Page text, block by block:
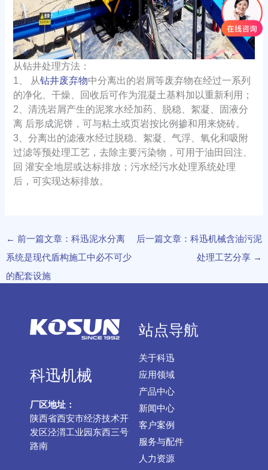
从钻井处理方法：
1、 从钻井废弃物中分离出的岩屑等废弃物在经过一系列
的净化、干燥、回收后可作为混凝土基料加以重新利用；
2、清洗岩屑产生的泥浆水经加药、脱稳、絮凝、固液分
离 后形成泥饼，可与粘土或页岩按比例掺和用来烧砖。
3、分离出的滤液水经过脱稳、絮凝、气浮、氧化和吸附
过滤等预处理工艺，去除主要污染物，可用于油田回注、
回 灌安全地层或达标排放；污水经污水处理系统处理
后，可实现达标排放。
← 前一篇文章：科迅泥水分离
系统是现代盾构施工中必不可少
的配套设施
后一篇文章：科迅机械含油污泥
处理工艺分享 →
科迅机械
厂区地址：
陕西省西安市经济技术开
发区泾渭工业园东西三号
路南
站点导航
关于科迅
应用领域
产品中心
新闻中心
客户案例
服务与配件
人力资源